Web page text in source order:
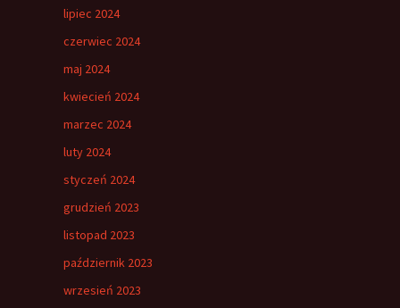
lipiec 2024
czerwiec 2024
maj 2024
kwiecień 2024
marzec 2024
luty 2024
styczeń 2024
grudzień 2023
listopad 2023
październik 2023
wrzesień 2023